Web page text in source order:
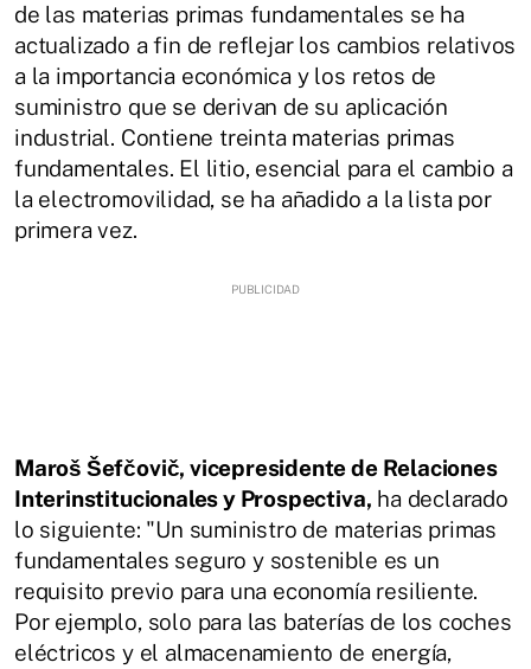
de las materias primas fundamentales se ha
actualizado a fin de reflejar los cambios relativos
a la importancia económica y los retos de
suministro que se derivan de su aplicación
industrial. Contiene treinta materias primas
fundamentales. El litio, esencial para el cambio a
la electromovilidad, se ha añadido a la lista por
primera vez.
Maroš Šefčovič, vicepresidente de Relaciones
Interinstitucionales y Prospectiva, ha declarado
lo siguiente: "Un suministro de materias primas
fundamentales seguro y sostenible es un
requisito previo para una economía resiliente.
Por ejemplo, solo para las baterías de los coches
eléctricos y el almacenamiento de energía,